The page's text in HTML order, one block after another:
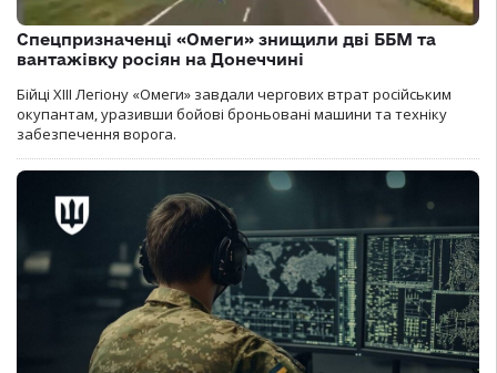
Спецпризначенці «Омеги» знищили дві ББМ та
вантажівку росіян на Донеччині
Бійці ХІІІ Легіону «Омеги» завдали чергових втрат російським
окупантам, уразивши бойові броньовані машини та техніку
забезпечення ворога.